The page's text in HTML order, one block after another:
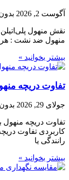
آگوست 2, 2026
نقش منهول
منهول ضد نشت : هر
بیشتر بخوانید »
تفاوت دریچه
جولای 29, 2026
تفاوت دریچه منهول
کاربردی تفاوت
رانندگی یا
بیشتر بخوانید »